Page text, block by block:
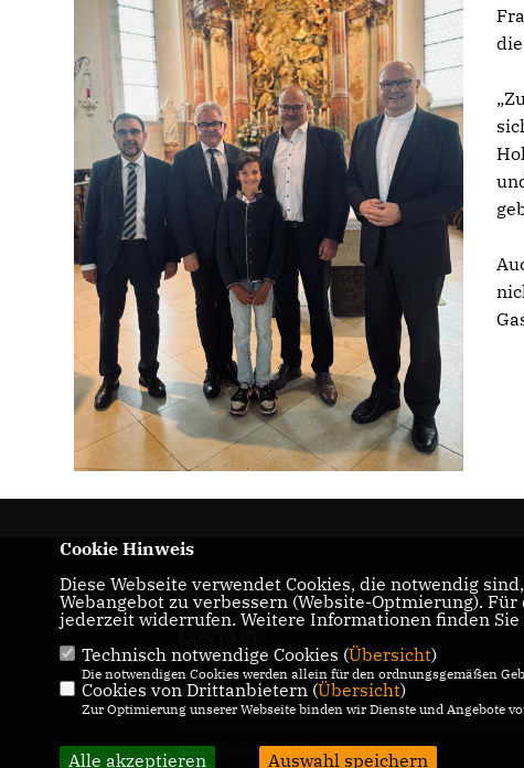
IMPRESSUM
DATENSCHUTZ
@2026 Guido Wolf MdL
Cookie Hinweis
Diese Webseite verwendet Cookies, die notwendig
Webangebot zu verbessern (Website-Optmierung).
jederzeit widerrufen. Weitere Informationen finden
Technisch notwendige Cookies (Übersicht)
Die notwendigen Cookies werden allein für den ordnungsgemäßen
Cookies von Drittanbietern (Übersicht)
Zur Optimierung unserer Webseite binden wir Dienste und Angebote
Alle akzeptieren Auswahl speichern